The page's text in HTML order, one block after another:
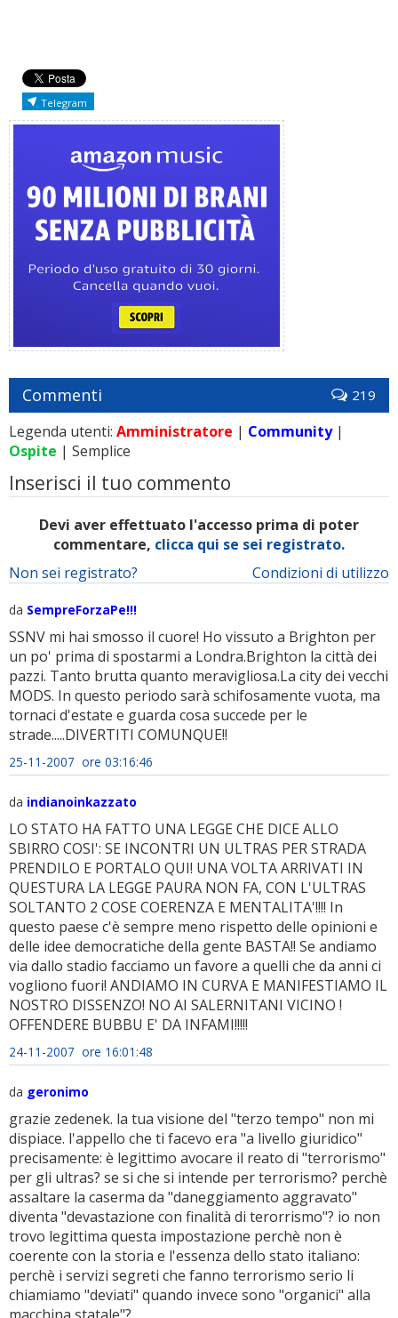
Telegram
Commenti 219
Legenda utenti: Amministratore | Community|
Ospite | Semplice
Inserisci il tuo commento
Devi aver effettuato l'accesso prima di poter
commentare, clicca qui se sei registrato.
Condizioni di utilizzo
Non sei registrato?
da SempreForzaPe!!!
SSNV mi hai smosso il cuore! Ho vissuto a Brighton per
un po' prima di spostarmi a Londra.Brighton la città dei
pazzi. Tanto brutta quanto meravigliosa.La city dei vecchi
MODS. In questo periodo sarà schifosamente vuota, ma
tornaci d'estate e guarda cosa succede per le
strade.....DIVERTITI COMUNQUE!!
25-11-2007 ore 03:16:46
da indianoinkazzato
LO STATO HA FATTO UNA LEGGE CHE DICE ALLO
SBIRRO COSI': SE INCONTRI UN ULTRAS PER STRADA
PRENDILO E PORTALO QUI! UNA VOLTA ARRIVATI IN
QUESTURA LA LEGGE PAURA NON FA, CON L'ULTRAS
SOLTANTO 2 COSE COERENZA E MENTALITA'!!!! In
questo paese c'è sempre meno rispetto delle opinioni e
delle idee democratiche della gente BASTA!! Se andiamo
via dallo stadio facciamo un favore a quelli che da anni ci
vogliono fuori! ANDIAMO IN CURVA E MANIFESTIAMO IL
NOSTRO DISSENZO! NO AI SALERNITANI VICINO !
OFFENDERE BUBBU E' DA INFAMI!!!!!
24-11-2007 ore 16:01:48
da geronimo
grazie zedenek. la tua visione del "terzo tempo" non mi
dispiace. l'appello che ti facevo era "a livello giuridico"
precisamente: è legittimo avocare il reato di "terrorismo"
per gli ultras? se si che si intende per terrorismo? perchè
assaltare la caserma da "daneggiamento aggravato"
diventa "devastazione con finalità di terorrismo"? io non
trovo legittima questa impostazione perchè non è
coerente con la storia e l'essenza dello stato italiano:
perchè i servizi segreti che fanno terrorismo serio li
chiamiamo "deviati" quando invece sono "organici" alla